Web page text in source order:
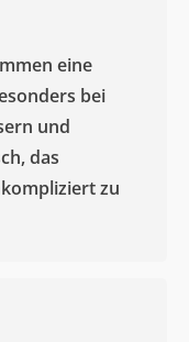
eine
bei
und
das
zu